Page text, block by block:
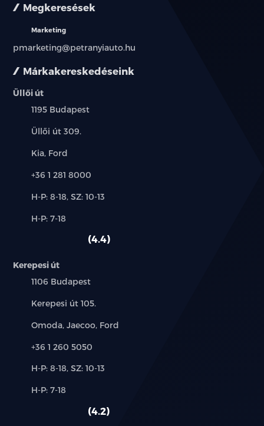
Márkakereskedéseink
Üllői út
Település:
1195 Budapest
Cím:
Üllői út 309.
Márkák:
Kia, Ford
Telefon:
+36 1 281 8000
Új-
használt
H-P: 8-18, SZ: 10-13
Alkatrész,
H-P: 7-18
4.4
Kerepesi út
Település:
1106 Budapest
Cím:
Kerepesi út 105.
Márkák:
Omoda, Jaecoo, Ford
Telefon:
+36 1 260 5050
Új-
használt
H-P: 8-18, SZ: 10-13
Alkatrész,
H-P: 7-18
4.2
Megkeresések
Marketing
pmarketing@petranyiauto.hu